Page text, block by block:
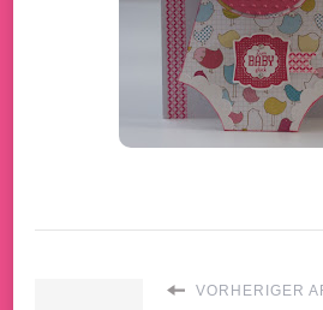
VORHERIGER